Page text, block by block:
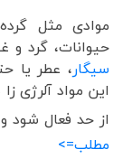
موادی مثل
حیوانات، گرد و
سیگار، عطر یا
این مواد
از حد فعال شود
مطلب=>